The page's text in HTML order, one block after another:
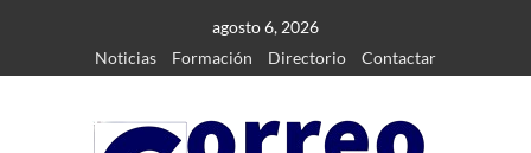
contenido
agosto 6, 2026
Noticias
Formación Directorio Contactar